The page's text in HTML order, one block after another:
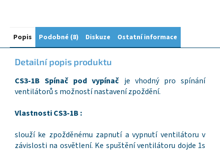
Popis Podobné (8) Diskuze Ostatní informace
Detailní popis produktu
CS3-1B Spínač pod vypínač je vhodný pro spínání
ventilátorů s možností nastavení zpoždění.
Vlastnosti CS3-1B :
slouží ke zpožděnému zapnutí a vypnutí ventilátoru v
závislosti na osvětlení. Ke spuštění ventilátoru dojde 1s